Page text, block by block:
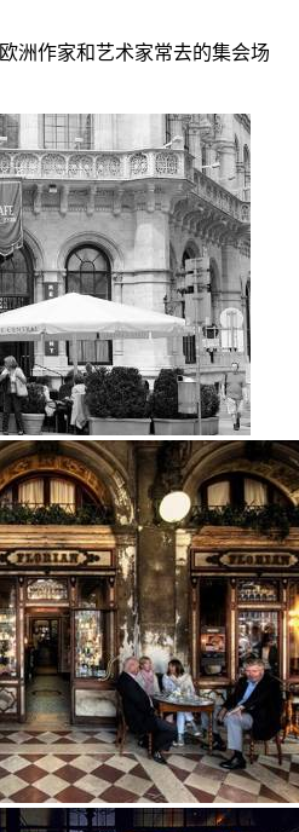
洲作家和艺术家常去的集会场